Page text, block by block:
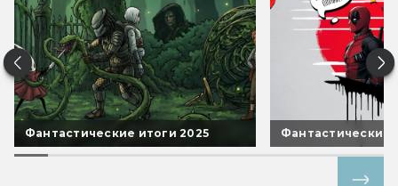
Фантастические итоги 2025 Фантастические